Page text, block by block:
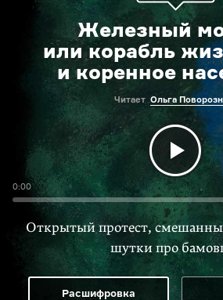
Железный
или корабль
и коренное
ЧитаетОльга
0:00
Открытый протест,
шутки про
Расшифровка